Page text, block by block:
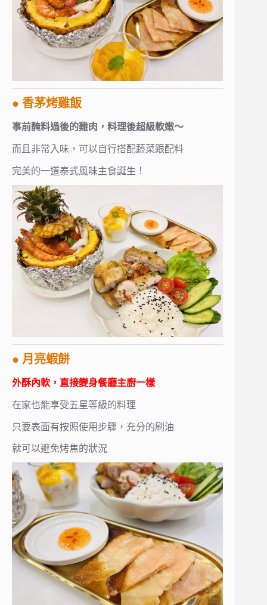
● 香茅烤雞飯
事前醃料過後的雞肉，料理後超級軟嫩～
而且非常入味，可以自行搭配蔬菜跟配料
完美的一道泰式風味主食誕生！
● 月亮蝦餅
外酥內軟，直接變身餐廳主廚一樣
在家也能享受五星等級的料理
只要表面有按照使用步驟，充分的刷油
就可以避免烤焦的狀況